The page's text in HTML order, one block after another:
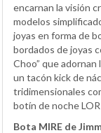
encarnan la visión
modelos
joyas en forma de
bordados de joyas
Choo” que
un tacón kick de
tridimensionales
botín de noche
Bota MIRE de